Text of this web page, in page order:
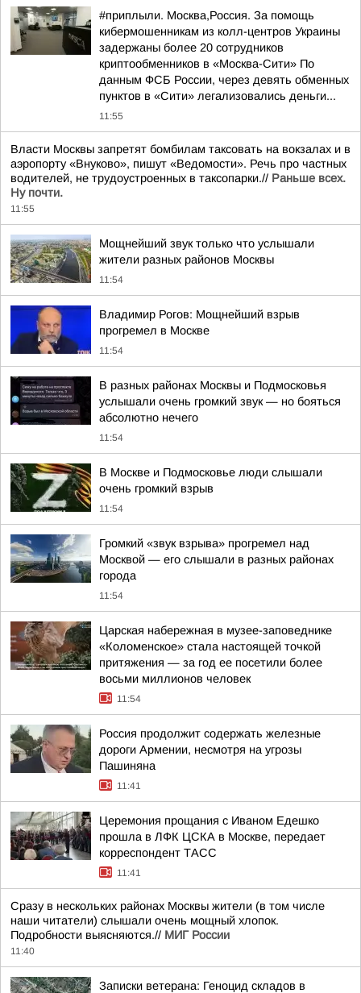
#приплыли. Москва,Россия. За помощь
кибермошенникам из колл-центров Украины
задержаны более 20 сотрудников
криптообменников в «Москва-Сити» По
данным ФСБ России, через девять обменных
пунктов в «Сити» легализовались деньги...
11:55
Власти Москвы запретят бомбилам таксовать на вокзалах и в
аэропорту «Внуково», пишут «Ведомости». Речь про частных
водителей, не трудоустроенных в таксопарки.// Раньше всех.
Ну почти.
11:55
Мощнейший звук только что услышали
жители разных районов Москвы
11:54
Владимир Рогов: Мощнейший взрыв
прогремел в Москве
11:54
В разных районах Москвы и Подмосковья
услышали очень громкий звук — но бояться
абсолютно нечего
11:54
В Москве и Подмосковье люди слышали
очень громкий взрыв
11:54
Громкий «звук взрыва» прогремел над
Москвой — его слышали в разных районах
города
11:54
Царская набережная в музее-заповеднике
«Коломенское» стала настоящей точкой
притяжения — за год ее посетили более
восьми миллионов человек
11:54
Россия продолжит содержать железные
дороги Армении, несмотря на угрозы
Пашиняна
11:41
Церемония прощания с Иваном Едешко
прошла в ЛФК ЦСКА в Москве, передает
корреспондент ТАСС
11:41
Сразу в нескольких районах Москвы жители (в том числе
наши читатели) слышали очень мощный хлопок.
Подробности выясняются.// МИГ России
11:40
Записки ветерана: Геноцид складов в